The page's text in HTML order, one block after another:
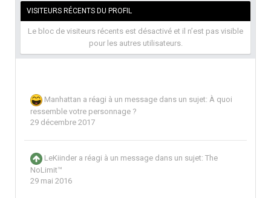
VISITEURS RÉCENTS DU PROFIL
Le bloc de visiteurs récents est désactivé et il n’est pas visible
pour les autres utilisateurs.
Manhattan a réagi à un message dans un sujet: À quoi
ressemble votre personnage ?
29 décembre 2017
LeKiinder a réagi à un message dans un sujet: The
NoLimit™
29 mai 2016